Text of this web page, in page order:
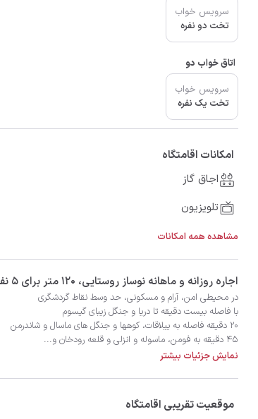
سرویس خواب
تخت دو نفره
اتاق خواب دو
سرویس خواب
تخت یک نفره
امکانات اقامتگاه
اجاق گاز
تلویزیون
مشاهده همه امکانات
‫‫اجاره روزانه و ماهانه نوساز روستایی، 120 متر برای 5 نفر به همراه 4 نفر اضافی در شهر ماسال با تضمین بهترین کیفیت و قیمت در اتاقک
۴۵ دقیقه به فومن، ماسوله و انزلی و قلعه رودخان و...
نمایش جزئیات بیشتر
موقعیت تقریبی اقامتگاه